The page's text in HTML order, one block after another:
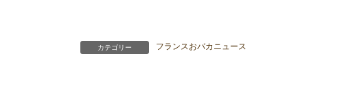
カテゴリー フランスおバカニュース